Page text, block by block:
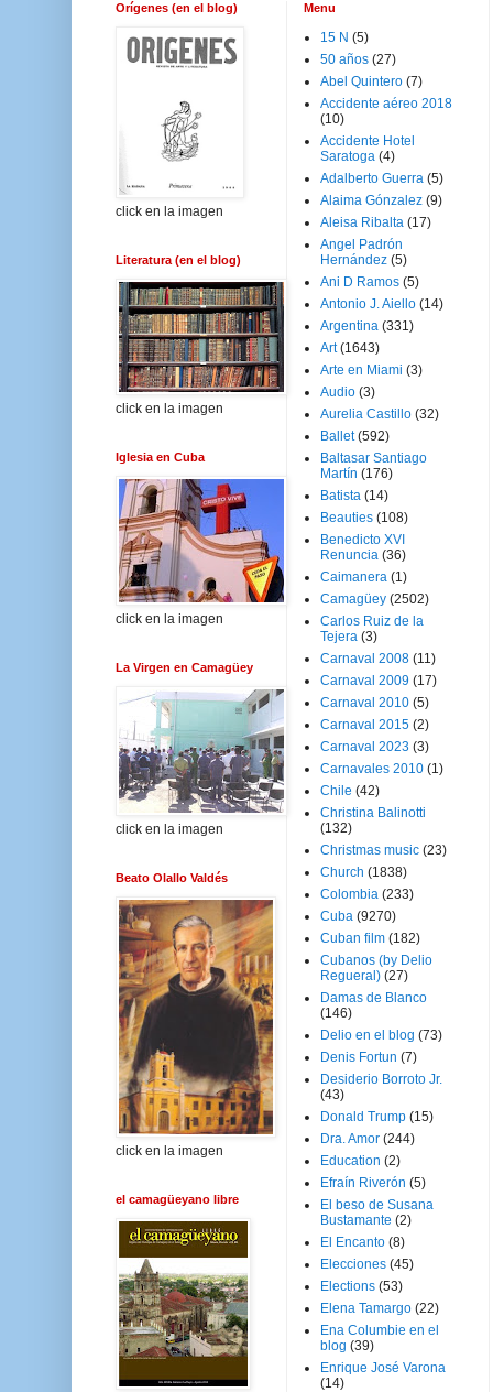
Orígenes (en el blog)
click en la imagen
Literatura (en el blog)
click en la imagen
Iglesia en Cuba
click en la imagen
La Virgen en Camagüey
click en la imagen
Beato Olallo Valdés
click en la imagen
el camagüeyano libre
Menu
15 N (5)
50 años (27)
Abel Quintero (7)
Accidente aéreo 2018
(10)
Accidente Hotel
Saratoga (4)
Adalberto Guerra (5)
Alaima Gónzalez (9)
Aleisa Ribalta (17)
Angel Padrón
Hernández (5)
Ani D Ramos (5)
Antonio J. Aiello (14)
Argentina (331)
Art (1643)
Arte en Miami (3)
Audio (3)
Aurelia Castillo (32)
Ballet (592)
Baltasar Santiago
Martín (176)
Batista (14)
Beauties (108)
Benedicto XVI
Renuncia (36)
Caimanera (1)
Camagüey (2502)
Carlos Ruiz de la
Tejera (3)
Carnaval 2008 (11)
Carnaval 2009 (17)
Carnaval 2010 (5)
Carnaval 2015 (2)
Carnaval 2023 (3)
Carnavales 2010 (1)
Chile (42)
Christina Balinotti
(132)
Christmas music (23)
Church (1838)
Colombia (233)
Cuba (9270)
Cuban film (182)
Cubanos (by Delio
Regueral) (27)
Damas de Blanco
(146)
Delio en el blog (73)
Denis Fortun (7)
Desiderio Borroto Jr.
(43)
Donald Trump (15)
Dra. Amor (244)
Education (2)
Efraín Riverón (5)
El beso de Susana
Bustamante (2)
El Encanto (8)
Elecciones (45)
Elections (53)
Elena Tamargo (22)
Ena Columbie en el
blog (39)
Enrique José Varona
(14)